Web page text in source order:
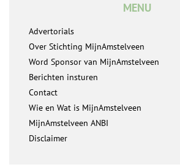
MENU
Advertorials
Over Stichting MijnAmstelveen
Word Sponsor van MijnAmstelveen
Berichten insturen
Contact
Wie en Wat is MijnAmstelveen
MijnAmstelveen ANBI
Disclaimer